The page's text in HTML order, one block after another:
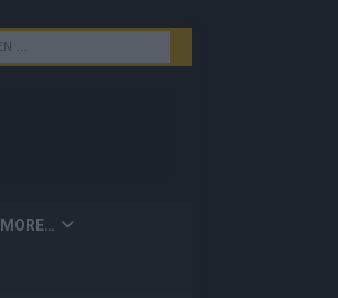
MORE…